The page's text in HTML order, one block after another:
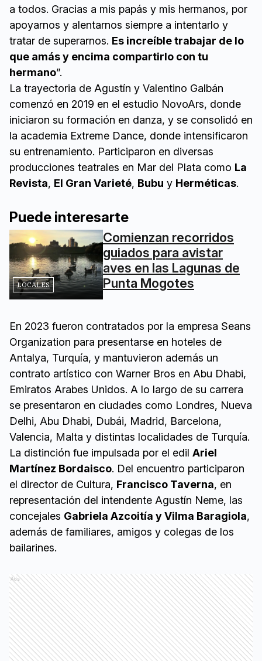
a todos. Gracias a mis papás y mis hermanos, por
apoyarnos y alentarnos siempre a intentarlo y
tratar de superarnos. Es increíble trabajar de lo
que amás y encima compartirlo con tu
hermano”.
La trayectoria de Agustín y Valentino Galbán
comenzó en 2019 en el estudio NovoArs, donde
iniciaron su formación en danza, y se consolidó en
la academia Extreme Dance, donde intensificaron
su entrenamiento. Participaron en diversas
producciones teatrales en Mar del Plata como La
Revista, El Gran Varieté, Bubu y Herméticas.
Puede interesarte
LOCALES
Comienzan recorridos
guiados para avistar
aves en las Lagunas de
Punta Mogotes
En 2023 fueron contratados por la empresa Seans
Organization para presentarse en hoteles de
Antalya, Turquía, y mantuvieron además un
contrato artístico con Warner Bros en Abu Dhabi,
Emiratos Arabes Unidos. A lo largo de su carrera
se presentaron en ciudades como Londres, Nueva
Delhi, Abu Dhabi, Dubái, Madrid, Barcelona,
Valencia, Malta y distintas localidades de Turquía.
La distinción fue impulsada por el edil Ariel
Martínez Bordaisco. Del encuentro participaron
el director de Cultura, Francisco Taverna, en
representación del intendente Agustín Neme, las
concejales Gabriela Azcoitía y Vilma Baragiola,
además de familiares, amigos y colegas de los
bailarines.
Ads